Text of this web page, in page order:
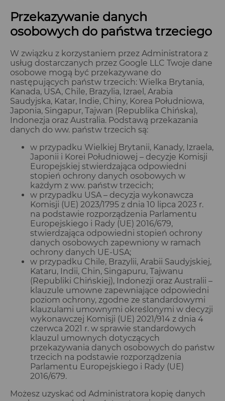
Przekazywanie danych
osobowych do państwa trzeciego
W związku z korzystaniem przez Administratora z
usług dostarczanych przez Google LLC Twoje dane
osobowe mogą być przekazywane do
następujących państw trzecich: Wielka Brytania,
Kanada, USA, Chile, Brazylia, Izrael, Arabia
Saudyjska, Katar, Indie, Chiny, Korea Południowa,
Japonia, Singapur, Tajwan (Republika Chińska),
Indonezja oraz Australia. Podstawą przekazania
danych do ww. państw trzecich są:
w przypadku Wielkiej Brytanii, Kanady, Izraela,
Japonii i Korei Południowej – decyzje Komisji
Europejskiej stwierdzająca odpowiedni
stopień ochrony danych osobowych w
każdym z ww. państw trzecich;
w przypadku USA – decyzja wykonawcza
Komisji (UE) 2023/1795 z dnia 10 lipca 2023 r.
na podstawie rozporządzenia Parlamentu
Europejskiego i Rady (UE) 2016/679,
stwierdzająca odpowiedni stopień ochrony
danych osobowych zapewniony w ramach
ochrony danych UE-USA;
w przypadku Chile, Brazylii, Arabii Saudyjskiej,
Kataru, Indii, Chin, Singapuru, Tajwanu
(Republiki Chińskiej), Indonezji oraz Australii –
klauzule umowne zapewniające odpowiedni
poziom ochrony, zgodne ze standardowymi
klauzulami umownymi określonymi w decyzji
wykonawczej Komisji (UE) 2021/914 z dnia 4
czerwca 2021 r. w sprawie standardowych
klauzul umownych dotyczących
przekazywania danych osobowych do państw
trzecich na podstawie rozporządzenia
Parlamentu Europejskiego i Rady (UE)
2016/679.
Możesz uzyskać od Administratora kopię danych